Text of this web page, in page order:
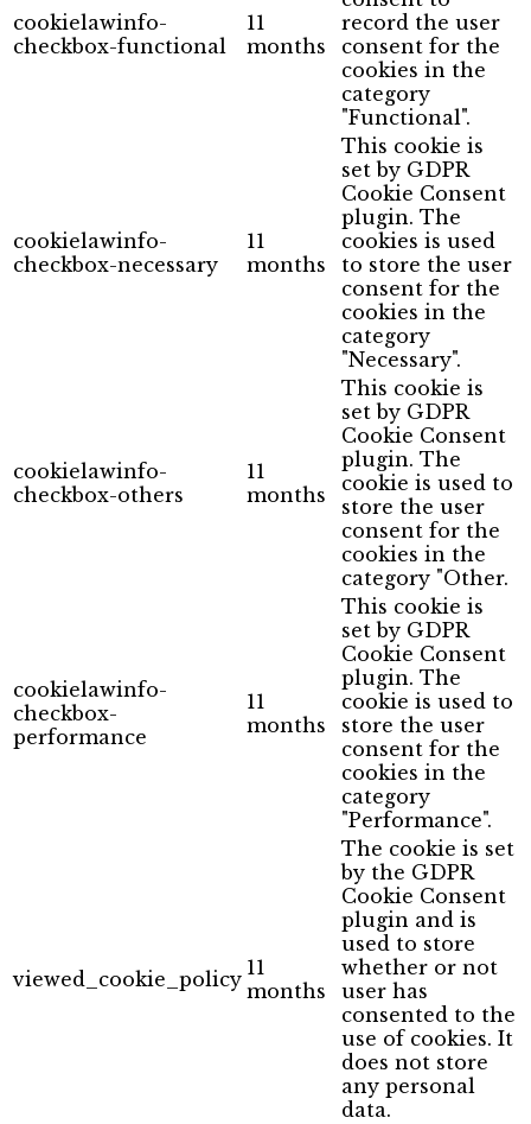
cookielawinfo-
checkbox-functional
11
months
record the user
consent for the
cookies in the
category
"Functional".
cookielawinfo-
checkbox-necessary
11
months
This cookie is
set by GDPR
Cookie Consent
plugin. The
cookies is used
to store the user
consent for the
cookies in the
category
"Necessary".
cookielawinfo-
checkbox-others
11
months
This cookie is
set by GDPR
Cookie Consent
plugin. The
cookie is used to
store the user
consent for the
cookies in the
category "Other.
cookielawinfo-
checkbox-
performance
11
months
This cookie is
set by GDPR
Cookie Consent
plugin. The
cookie is used to
store the user
consent for the
cookies in the
category
"Performance".
viewed_cookie_policy 11
months
The cookie is set
by the GDPR
Cookie Consent
plugin and is
used to store
whether or not
user has
consented to the
use of cookies. It
does not store
any personal
data.